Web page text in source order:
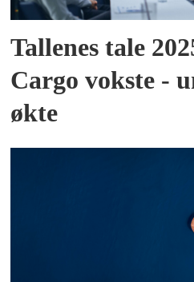
Tallenes tale
Cargo vokste -
økte